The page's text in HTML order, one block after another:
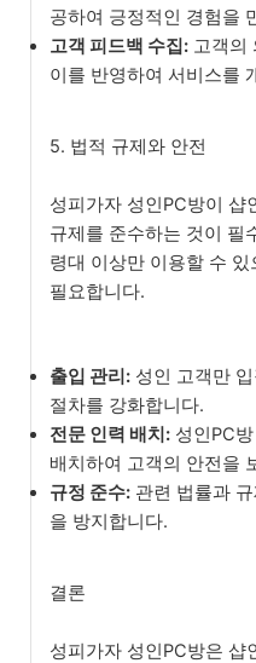
공하여 긍정적인 경험을
고객 피드백 수집: 고객의
이를 반영하여 서비스를
5. 법적 규제와 안전
성피가자 성인PC방이 샵
규제를 준수하는 것이 필
령대 이상만 이용할 수
필요합니다.
출입 관리: 성인 고객만
절차를 강화합니다.
전문 인력 배치: 성인PC
배치하여 고객의 안전을
규정 준수: 관련 법률과
을 방지합니다.
결론
성피가자 성인PC방은 샵